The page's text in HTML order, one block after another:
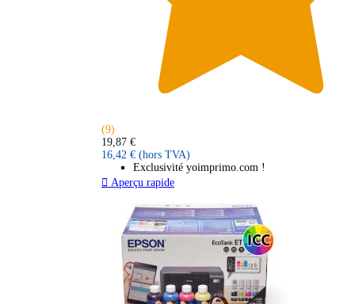
(9)
19,87 €
16,42 € (hors TVA)
Exclusivité yoimprimo.com !
 Aperçu rapide